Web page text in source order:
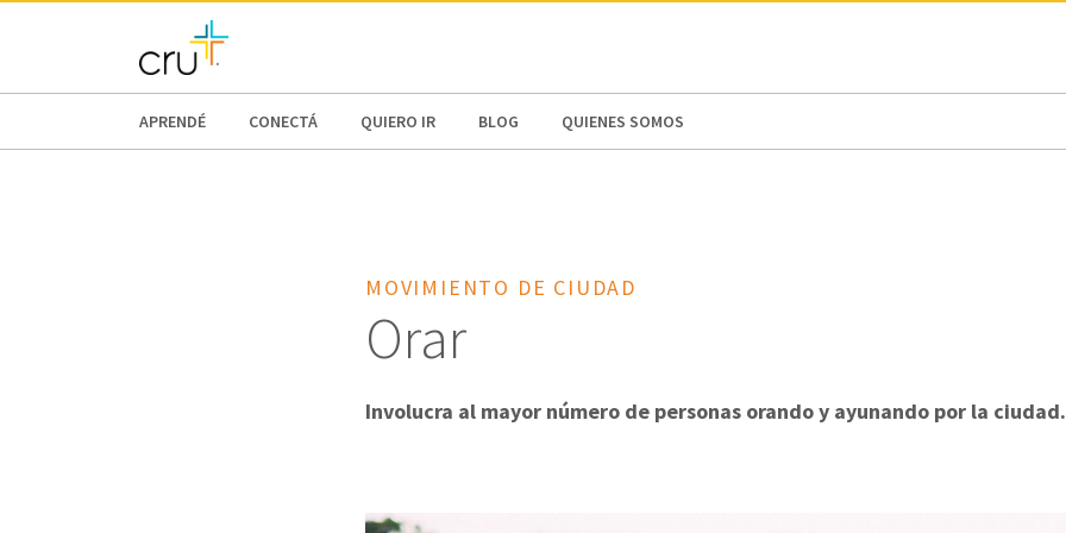
AFRICA
APRENDÉ CONECTÁ QUIERO IR BLOG QUIENES SOMOS
MOVIMIENTO DE CIUDAD
Orar
Involucra al mayor número de personas orando y ayunando por la ciudad.